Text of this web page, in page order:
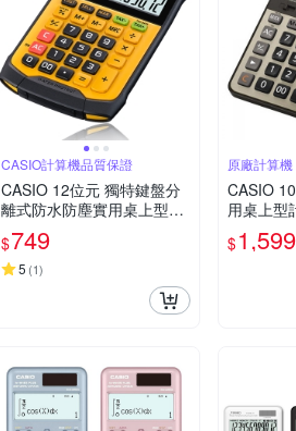
CASIO計算機品質保證
CASIO 12位元 獨特鍵盤分
離式防水防塵實用桌上型計
算機WM-320MT-大黃蜂潮
流配
$749
5 (1)
原廠計算
CASIO
用桌上型
黑/古銅金色
$1,599